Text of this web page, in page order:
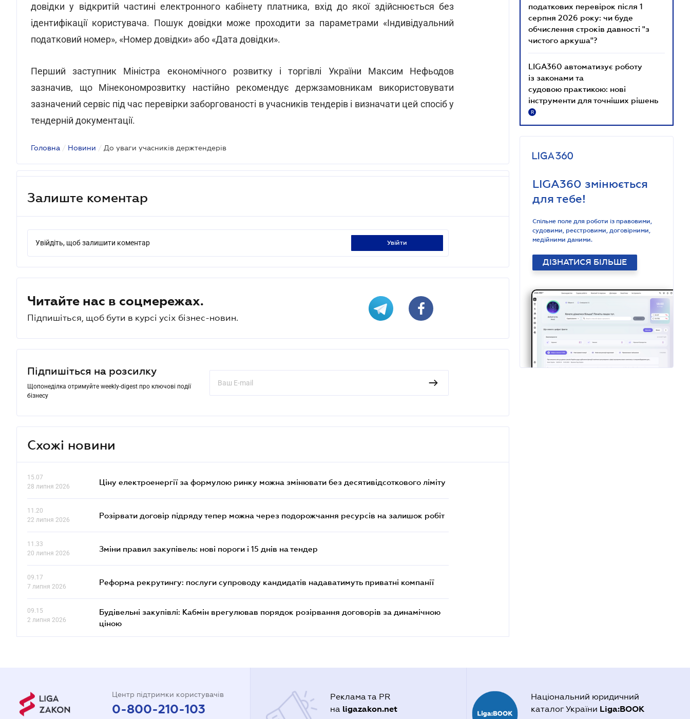
довідки у відкритій частині електронного кабінету платника, вхід до якої здійснюється без
ідентифікації користувача. Пошук довідки може проходити за параметрами «Індивідуальний
податковий номер», «Номер довідки» або «Дата довідки».
Перший заступник Міністра економічного розвитку і торгівлі України Максим Нефьодов
зазначив, що Мінекономрозвитку настійно рекомендує держзамовникам використовувати
зазначений сервіс під час перевірки заборгованості в учасників тендерів і визначати цей спосіб у
тендерній документації.
Головна / Новини / До уваги учасників держтендерів
Залиште коментар
Увійдіть, щоб залишити коментар увійти
Читайте нас в соцмережах.
Підпишіться, щоб бути в курсі усіх бізнес-новин.
Підпишіться на розсилку
Щопонеділка отримуйте weekly-digest про ключові події
бізнесу
Схожі новини
15.07
28 липня 2026
Ціну електроенергії за формулою ринку можна змінювати без десятивідсоткового ліміту
11.20
22 липня 2026
Розірвати договір підряду тепер можна через подорожчання ресурсів на залишок робіт
11.33
20 липня 2026
Зміни правил закупівель: нові пороги і 15 днів на тендер
09.17
7 липня 2026
Реформа рекрутингу: послуги супроводу кандидатів надаватимуть приватні компанії
09.15
2 липня 2026
Будівельні закупівлі: Кабмін врегулював порядок розірвання договорів за динамічною
ціною
податкових перевірок після 1
серпня 2026 року: чи буде
обчислення строків давності "з
чистого аркуша"?
LIGA360 автоматизує роботу
із законами та
судовою практикою: нові
інструменти для точніших рішень
R
LIGA360 змінюється
для тебе!
Спільне поле для роботи із правовими,
судовими, реєстровими, договірними,
медійними даними.
ДІЗНАТИСЯ БІЛЬШЕ
Центр підтримки користувачів
0-800-210-103
Реклама та PR
на ligazakon.net
Національний юридичний
каталог України Liga:BOOK